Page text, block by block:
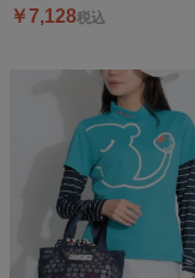
￥7,128税込